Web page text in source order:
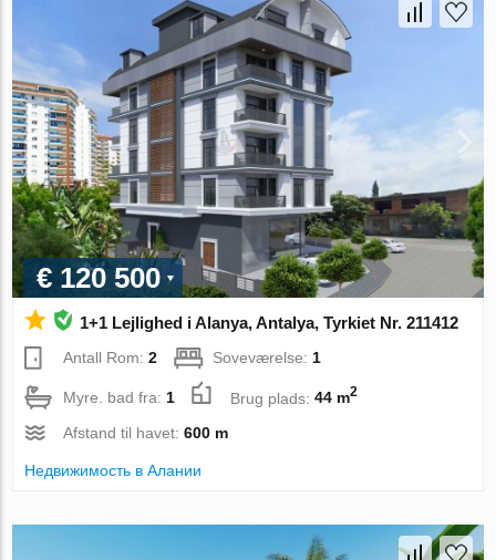
€ 120 500
1+1 Lejlighed i Alanya, Antalya, Tyrkiet Nr. 211412
Antall Rom:2 Soveværelse: 1
Myre. bad fra:1 Brug plads:44 m2
Afstand til havet:600 m
Недвижимость в Алании